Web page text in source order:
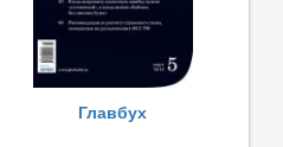
Главбух